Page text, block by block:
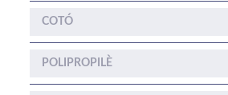
COTÓ
POLIPROPILÈ